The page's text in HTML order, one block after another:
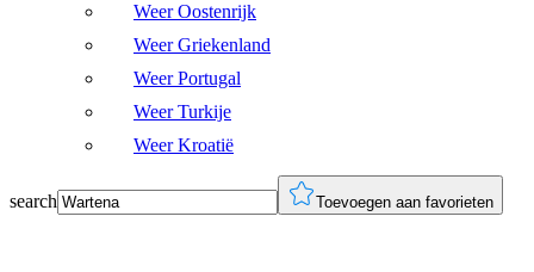
Weer Oostenrijk
Weer Griekenland
Weer Portugal
Weer Turkije
Weer Kroatië
search Toevoegen aan favorieten